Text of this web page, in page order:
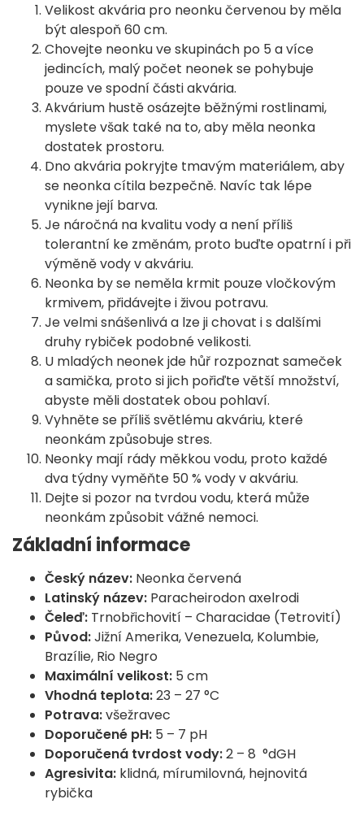
Velikost akvária pro neonku červenou by měla
být alespoň 60 cm.
Chovejte neonku ve skupinách po 5 a více
jedincích, malý počet neonek se pohybuje
pouze ve spodní části akvária.
Akvárium hustě osázejte běžnými rostlinami,
myslete však také na to, aby měla neonka
dostatek prostoru.
Dno akvária pokryjte tmavým materiálem, aby
se neonka cítila bezpečně. Navíc tak lépe
vynikne její barva.
Je náročná na kvalitu vody a není příliš
tolerantní ke změnám, proto buďte opatrní i při
výměně vody v akváriu.
Neonka by se neměla krmit pouze vločkovým
krmivem, přidávejte i živou potravu.
Je velmi snášenlivá a lze ji chovat i s dalšími
druhy rybiček podobné velikosti.
U mladých neonek jde hůř rozpoznat sameček
a samička, proto si jich pořiďte větší množství,
abyste měli dostatek obou pohlaví.
Vyhněte se příliš světlému akváriu, které
neonkám způsobuje stres.
Neonky mají rády měkkou vodu, proto každé
dva týdny vyměňte 50 % vody v akváriu.
Dejte si pozor na tvrdou vodu, která může
neonkám způsobit vážné nemoci.
Základní informace
Český název: Neonka červená
Latinský název: Paracheirodon axelrodi
Čeleď: Trnobřichovití – Characidae (Tetrovití)
Původ:Jižní Amerika, Venezuela, Kolumbie,
Brazílie, Rio Negro
Maximální velikost: 5 cm
Vhodná teplota:23 – 27 °C
Potrava:všežravec
Doporučené pH: 5 – 7 pH
Doporučená tvrdost vody:2 – 8 °dGH
Agresivita: klidná, mírumilovná, hejnovitá
rybička